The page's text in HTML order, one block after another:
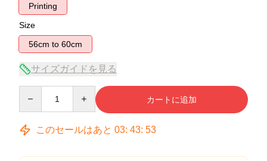
Printing
Size
56cm to 60cm
サイズガイドを見る
カートに追加
このセールはあと 03: 43: 53